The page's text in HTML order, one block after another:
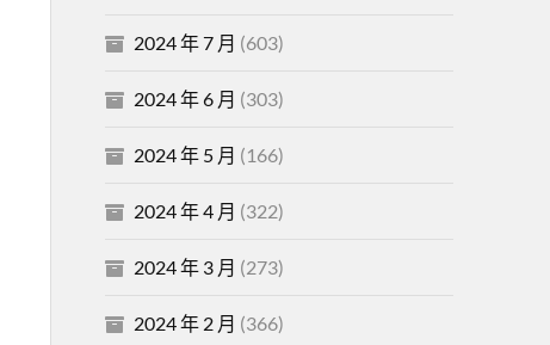
2024 年 7 月 (603)
2024 年 6 月 (303)
2024 年 5 月 (166)
2024 年 4 月 (322)
2024 年 3 月 (273)
2024 年 2 月 (366)